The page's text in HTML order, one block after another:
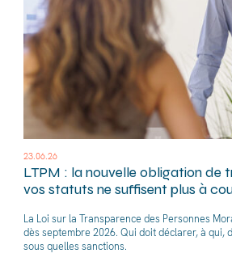
23.06.26
LTPM : la nouvelle obligation de
vos statuts ne suffisent plus à
La Loi sur la Transparence des Personnes
dès septembre 2026. Qui doit déclarer, à qui,
sous quelles sanctions.